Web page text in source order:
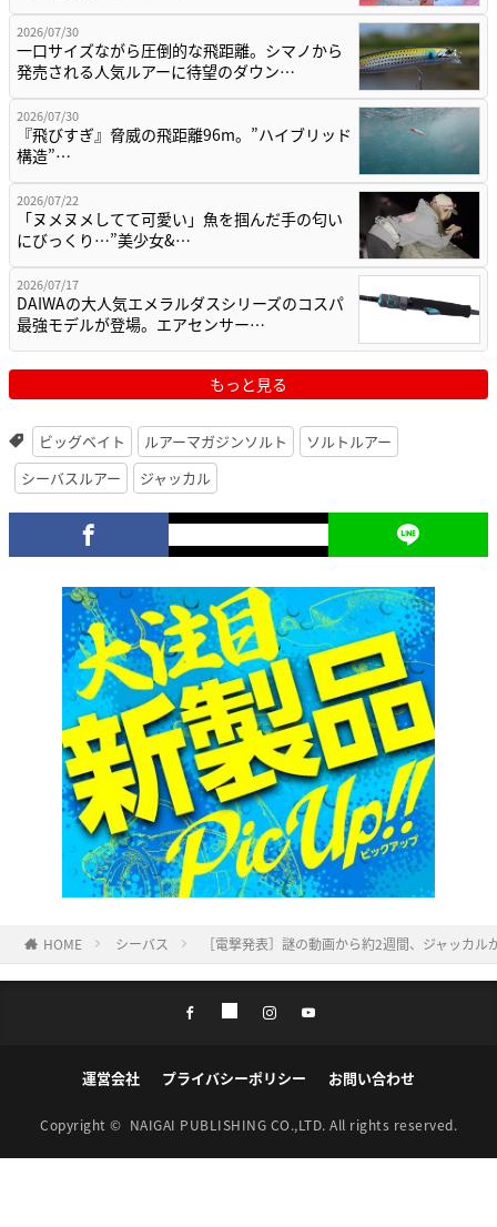
2026/07/30
一口サイズながら圧倒的な飛距離。シマノから
発売される人気ルアーに待望のダウン…
2026/07/30
『飛びすぎ』脅威の飛距離96m。”ハイブリッド
構造”…
2026/07/22
「ヌメヌメしてて可愛い」魚を掴んだ手の匂い
にびっくり…”美少女&…
2026/07/17
DAIWAの大人気エメラルダスシリーズのコスパ
最強モデルが登場。エアセンサー…
もっと見る
ビッグベイト ルアーマガジンソルト
ソルトルアー
シーバスルアー
ジャッカル
HOME シーバス ［電撃発表］謎の動画から約2週間、ジャッカ
運営会社 プライバシーポリシー お問い合わせ
Copyright © NAIGAI PUBLISHING CO.,LTD. All rights reserved.